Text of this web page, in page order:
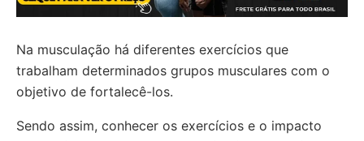
Na musculação há diferentes exercícios que
trabalham determinados grupos musculares com o
objetivo de fortalecê-los.
Sendo assim, conhecer os exercícios e o impacto